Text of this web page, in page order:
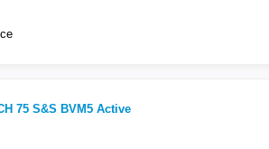
75 S&S BVM5 Active